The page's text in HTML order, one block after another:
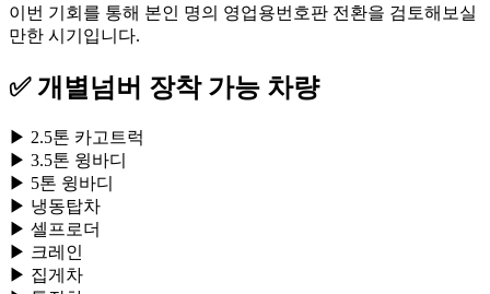
이번 기회를 통해 본인 명의 영업용번호판 전환을 검토해보실
만한 시기입니다.
✅ 개별넘버 장착 가능 차량
▶ 2.5톤 카고트럭
▶ 3.5톤 윙바디
▶ 5톤 윙바디
▶ 냉동탑차
▶ 셀프로더
▶ 크레인
▶ 집게차